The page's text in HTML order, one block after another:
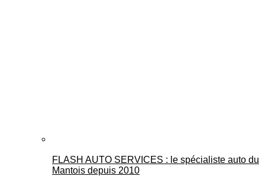
FLASH AUTO SERVICES : le spécialiste auto du
Mantois depuis 2010